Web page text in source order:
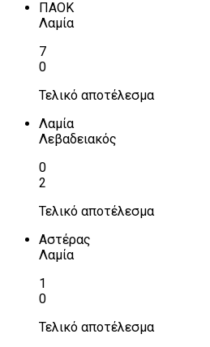
ΠΑΟΚ
Λαμία
7
0
Τελικό αποτέλεσμα
Λαμία
Λεβαδειακός
0
2
Τελικό αποτέλεσμα
Αστέρας
Λαμία
1
0
Τελικό αποτέλεσμα